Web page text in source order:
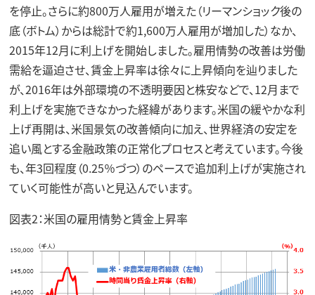
を停止。さらに約800万人雇用が増えた（リーマンショック後の
底（ボトム）からは総計で約1,600万人雇用が増加した）なか、
2015年12月に利上げを開始しました。雇用情勢の改善は労働
需給を逼迫させ、賃金上昇率は徐々に上昇傾向を辿りました
が、2016年は外部環境の不透明要因と株安などで、12月まで
利上げを実施できなかった経緯があります。米国の緩やかな利
上げ再開は、米国景気の改善傾向に加え、世界経済の安定を
追い風とする金融政策の正常化プロセスと考えています。今後
も、年3回程度（0.25％づつ）のペースで追加利上げが実施され
ていく可能性が高いと見込んでいます。
図表2：米国の雇用情勢と賃金上昇率